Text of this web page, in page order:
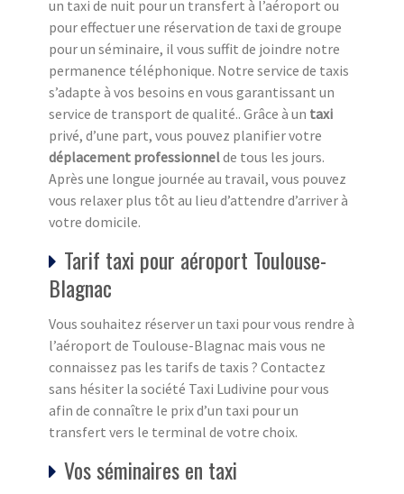
un taxi de nuit pour un transfert à l’aéroport ou
pour effectuer une réservation de taxi de groupe
pour un séminaire, il vous suffit de joindre notre
permanence téléphonique. Notre service de taxis
s’adapte à vos besoins en vous garantissant un
service de transport de qualité.. Grâce à un taxi
privé, d’une part, vous pouvez planifier votre
déplacement professionnelde tous les jours.
Après une longue journée au travail, vous pouvez
vous relaxer plus tôt au lieu d’attendre d’arriver à
votre domicile.
Tarif taxi pour aéroport Toulouse-
Blagnac
Vous souhaitez réserver un taxi pour vous rendre à
l’aéroport de Toulouse-Blagnac mais vous ne
connaissez pas les tarifs de taxis ? Contactez
sans hésiter la société Taxi Ludivine pour vous
afin de connaître le prix d’un taxi pour un
transfert vers le terminal de votre choix.
Vos séminaires en taxi